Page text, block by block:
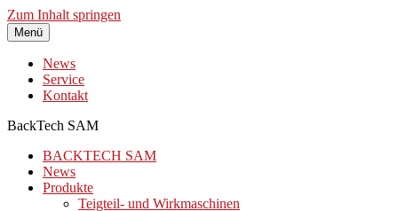
Zum Inhalt springen
Menü
News
Service
Kontakt
BackTech SAM
BACKTECH SAM
News
Produkte
Teigteil- und Wirkmaschinen